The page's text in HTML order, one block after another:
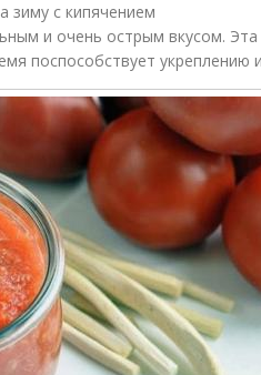
зиму с кипячением
и очень острым вкусом. Эта
поспособствует укреплению